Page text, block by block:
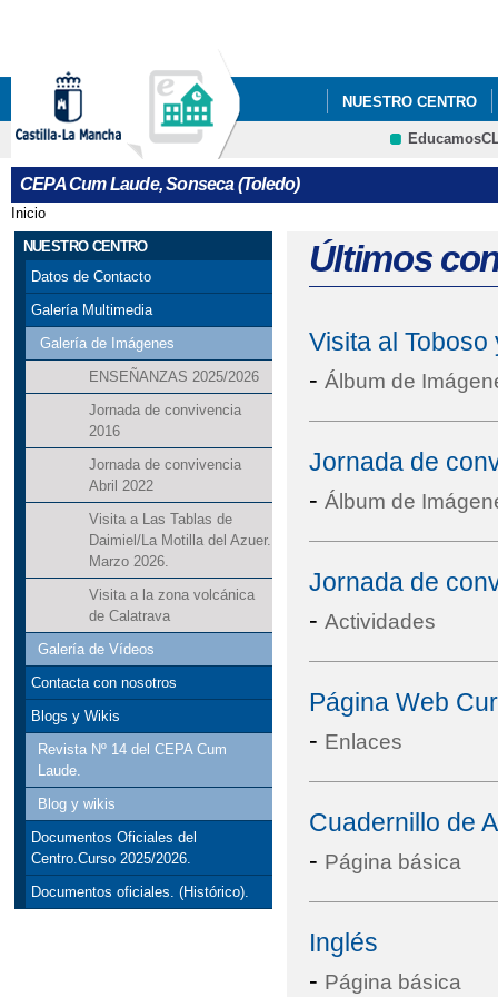
NUESTRO CENTRO
QUÉ HACEMOS
CEPA Cum Laude, Sonseca (Toledo)
Se encuentra usted aquí
Inicio
NUESTRO CENTRO
Datos de Contacto
Galería Multimedia
Galería de Imágenes
ENSEÑANZAS 2025/2026
Jornada de convivencia
2016
Jornada de convivencia
Abril 2022
Visita a Las Tablas de
Daimiel/La Motilla del Azuer.
Marzo 2026.
Visita a la zona volcánica
de Calatrava
Galería de Vídeos
Contacta con nosotros
Blogs y Wikis
Revista Nº 14 del CEPA Cum
Laude.
Blog y wikis
Documentos Oficiales del
Centro.Curso 2025/2026.
Documentos oficiales. (Histórico).
Últimos
Visita al
- Álbum de
Jornada de
- Álbum de
Jornada de
- Actividades
Página Web
- Enlaces
Cuadernillo de
- Página básica
Inglés
- Página básica